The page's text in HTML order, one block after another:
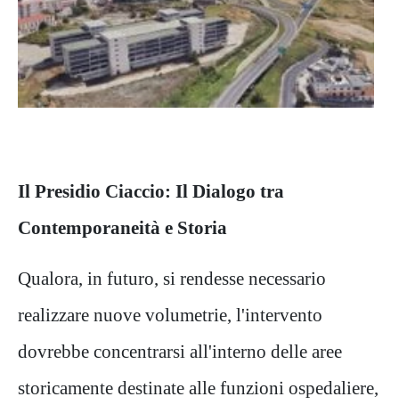
Il Presidio Ciaccio: Il Dialogo tra
Contemporaneità e Storia
Qualora, in futuro, si rendesse necessario
realizzare nuove volumetrie, l'intervento
dovrebbe concentrarsi all'interno delle aree
storicamente destinate alle funzioni ospedaliere,